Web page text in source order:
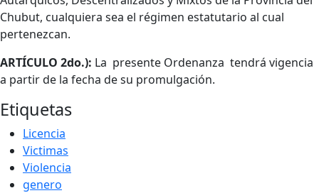
Chubut, cualquiera sea el régimen estatutario al cual
pertenezcan.
ARTÍCULO 2do.): La presente Ordenanza tendrá vigencia
a partir de la fecha de su promulgación.
Etiquetas
Licencia
Victimas
Violencia
genero